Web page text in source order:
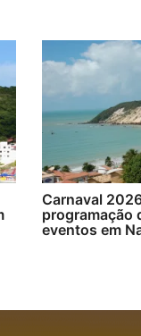
Carnaval
programação
eventos em